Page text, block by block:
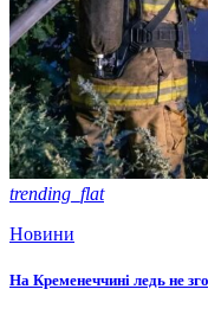
trending_flat
Новини
На Кременеччині ледь не